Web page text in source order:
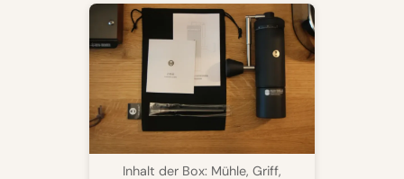
Inhalt der Box: Mühle, Griff,